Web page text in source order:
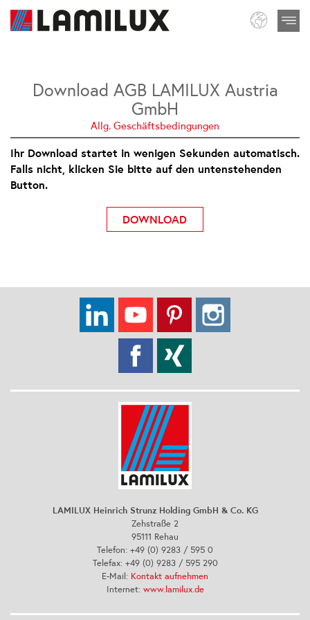
Download AGB LAMILUX Austria
GmbH
Allg. Geschäftsbedingungen
Ihr Download startet in wenigen Sekunden automatisch.
Falls nicht, klicken Sie bitte auf den untenstehenden
Button.
DOWNLOAD
LAMILUX Heinrich Strunz Holding GmbH & Co. KG
Zehstraße 2
95111 Rehau
Telefon: +49 (0) 9283 / 595 0
Telefax: +49 (0) 9283 / 595 290
E-Mail: Kontakt aufnehmen
Internet: www.lamilux.de